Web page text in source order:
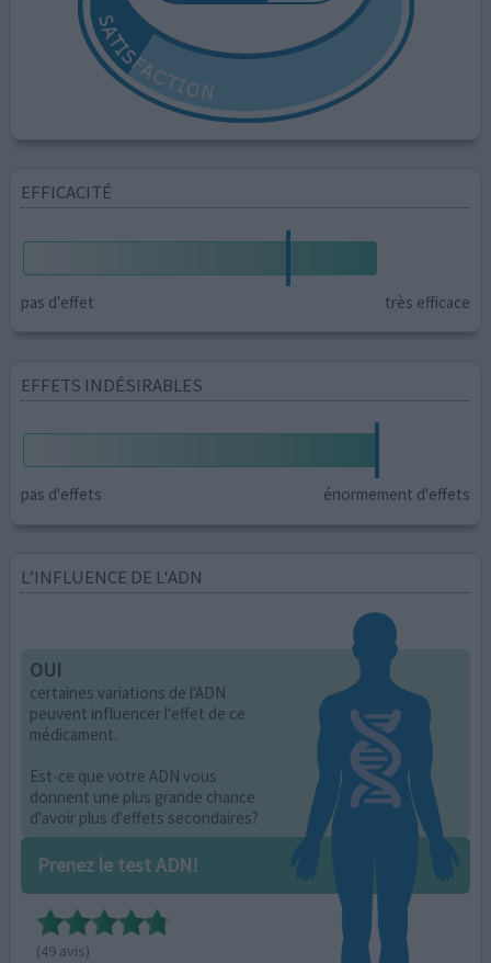
EFFICACITÉ
pas d'effet très efficace
EFFETS INDÉSIRABLES
pas d'effets énormement d'effets
L’INFLUENCE DE L'ADN
OUI
certaines variations de l'ADN
peuvent influencer l'effet de ce
médicament.
Est-ce que votre ADN vous
donnent une plus grande chance
d'avoir plus d'effets secondaires?
Prenez le test ADN!
(49 avis)